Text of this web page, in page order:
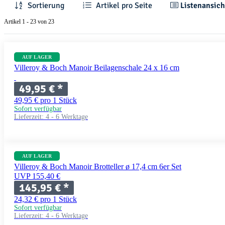
Sortierung Artikel pro Seite
Artikel 1 - 23 von 23
AUF LAGER
Villeroy & Boch Manoir Beilagenschale 24 x 16 cm
49,95 € *
49,95 € pro 1 Stück
Sofort verfügbar
Lieferzeit: 4 - 6 Werktage
AUF LAGER
Villeroy & Boch Manoir Brotteller ø 17,4 cm 6er Set
UVP 155,40 €
145,95 € *
24,32 € pro 1 Stück
Sofort verfügbar
Lieferzeit: 4 - 6 Werktage